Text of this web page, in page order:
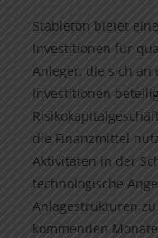
Stableton bietet
Investitionen für
Anleger, die sich
Investitionen
die Finanzmittel
Aktivitäten in der
technologische
Anlagestrukturen
kommenden